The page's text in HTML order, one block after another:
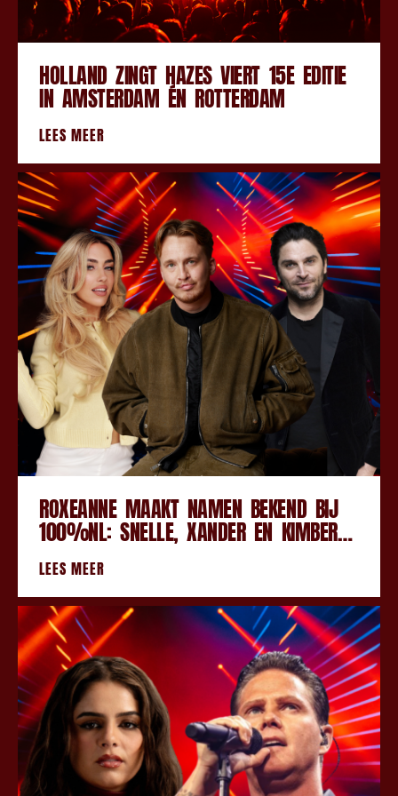
HOLLAND ZINGT HAZES VIERT 15E EDITIE
IN AMSTERDAM ÉN ROTTERDAM
LEES MEER
ROXEANNE MAAKT NAMEN BEKEND BIJ
100%NL: SNELLE, XANDER EN KIMBERLY
ZINGEN HAZES
LEES MEER